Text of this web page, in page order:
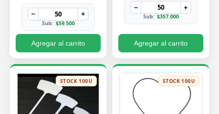
− +
Sub: $59.500
Agregar al carrito
− +
Sub: $357.000
Agregar al carrito
STOCK 100U STOCK 100U